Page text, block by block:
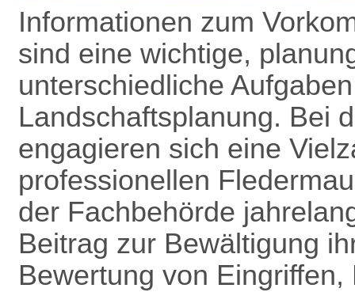
Informationen zum
sind eine wichtige,
unterschiedliche
Landschafts­planung. Bei
engagieren sich eine
professionellen
der Fachbehörde
Beitrag zur Bewältigung
Bewertung von